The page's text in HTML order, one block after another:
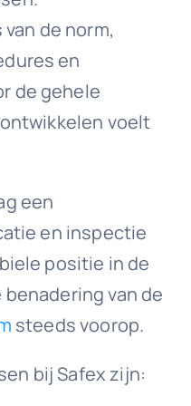
de norm,
en
de gehele
voelt
een
en inspectie
positie in de
van de
steeds voorop.
bij Safex zijn: